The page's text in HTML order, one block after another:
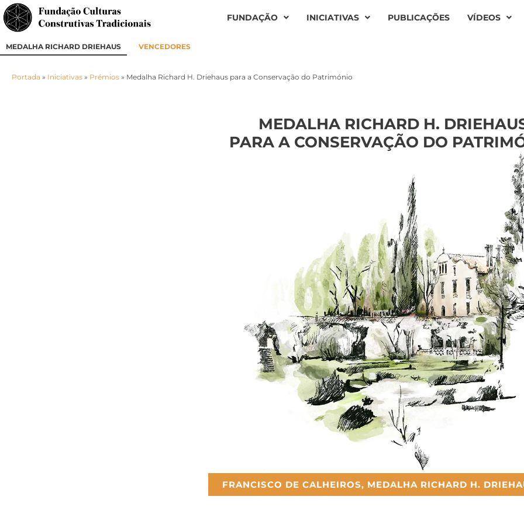
FUNDAÇÃO INICIATIVAS PUBLICAÇÕES VÍDEOS
MEDALHA RICHARD DRIEHAUS VENCEDORES
Portada » Iniciativas » Prémios » Medalha Richard H. Driehaus para a Conservação do Património
MEDALHA RICHARD H.
PARA A CONSERVAÇÃO DO
FRANCISCO DE CALHEIROS, MEDALHA RICHARD H.